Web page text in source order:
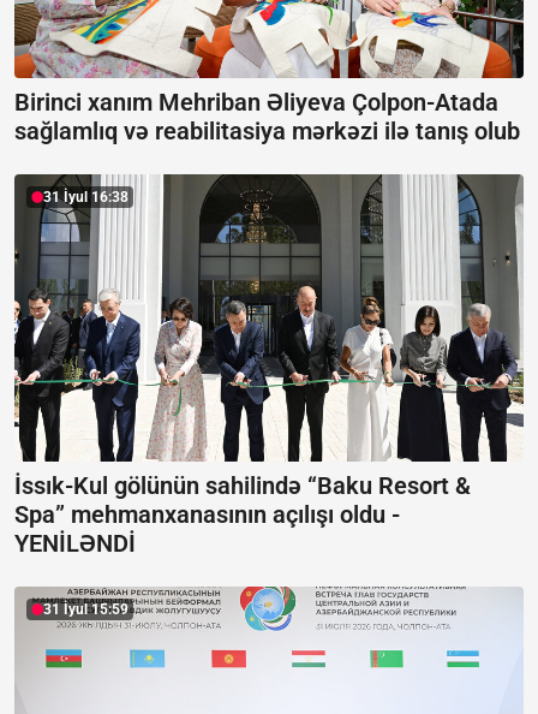
Birinci xanım Mehriban Əliyeva Çolpon-Atada
sağlamlıq və reabilitasiya mərkəzi ilə tanış olub
31 İyul 16:38
İssık-Kul gölünün sahilində “Baku Resort &
Spa” mehmanxanasının açılışı oldu -
YENİLƏNDİ
31 İyul 15:59